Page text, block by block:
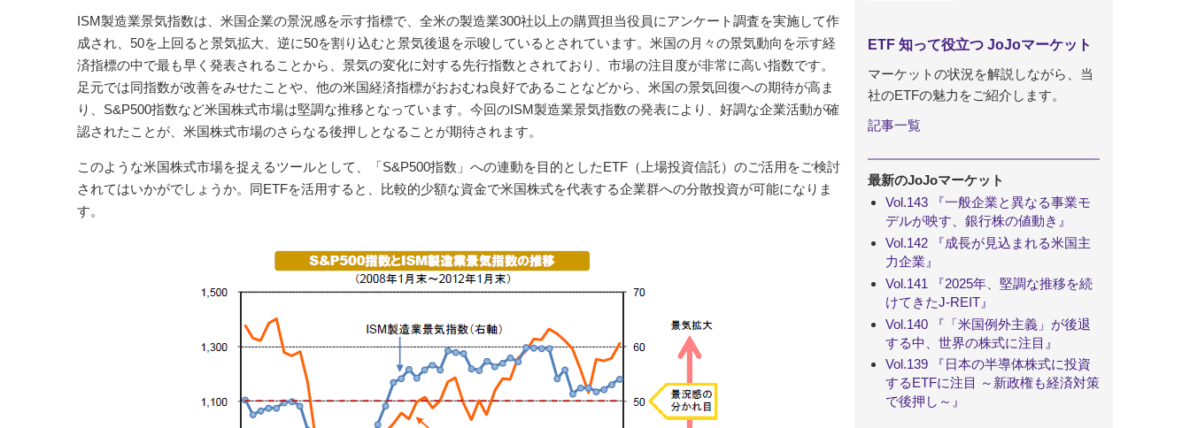
ISM製造業景気指数は、米国企業の景況感を示す指標で、全米の製造業300社以上の購買担当役員にアンケート調査を実施して作
成され、50を上回ると景気拡大、逆に50を割り込むと景気後退を示唆しているとされています。米国の月々の景気動向を示す経
済指標の中で最も早く発表されることから、景気の変化に対する先行指数とされており、市場の注目度が非常に高い指数です。
足元では同指数が改善をみせたことや、他の米国経済指標がおおむね良好であることなどから、米国の景気回復への期待が高ま
り、S&P500指数など米国株式市場は堅調な推移となっています。今回のISM製造業景気指数の発表により、好調な企業活動が確
認されたことが、米国株式市場のさらなる後押しとなることが期待されます。
このような米国株式市場を捉えるツールとして、「S&P500指数」への連動を目的としたETF（上場投資信託）のご活用をご検討
されてはいかがでしょうか。同ETFを活用すると、比較的少額な資金で米国株式を代表する企業群への分散投資が可能になりま
す。
ETF 知って役立つ JoJoマーケット
マーケットの状況を解説しながら、当
社のETFの魅力をご紹介します。
記事一覧
最新のJoJoマーケット
Vol.143 『一般企業と異なる事業モ
デルが映す、銀行株の値動き』
Vol.142 『成長が見込まれる米国主
力企業』
Vol.141 『2025年、堅調な推移を続
けてきたJ-REIT』
Vol.140 『「米国例外主義」が後退
する中、世界の株式に注目』
Vol.139 『日本の半導体株式に投資
するETFに注目 ～新政権も経済対策
で後押し～』